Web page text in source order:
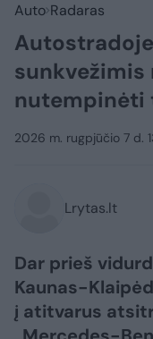
Auto Radaras
sunkvežimis
nutempinėti
2026 m. rugpjūčio 7 d.
Lrytas.lt
Dar prieš
Kaunas-
į atitvarus